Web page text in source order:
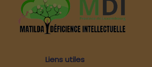
Liens utiles